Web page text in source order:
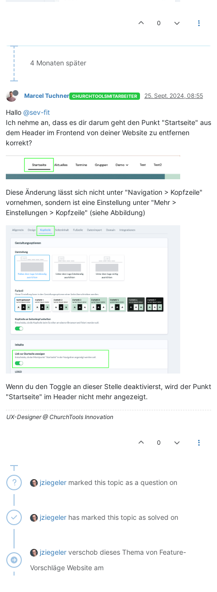
0
4 Monaten später
Marcel Tuchner CHURCHTOOLSMITARBEITER 25. Sept. 2024, 08:55
Hallo @sev-fit
Ich nehme an, dass es dir darum geht den Punkt "Startseite" aus
dem Header im Frontend von deiner Website zu entfernen
korrekt?
Diese Änderung lässt sich nicht unter "Navigation > Kopfzeile"
vornehmen, sondern ist eine Einstellung unter "Mehr >
Einstellungen > Kopfzeile" (siehe Abbildung)
Wenn du den Toggle an dieser Stelle deaktivierst, wird der Punkt
"Startseite" im Header nicht mehr angezeigt.
UX-Designer @ ChurchTools Innovation
0
jziegeler marked this topic as a question on
jziegeler has marked this topic as solved on
jziegeler verschob dieses Thema von Feature-
Vorschläge Website am